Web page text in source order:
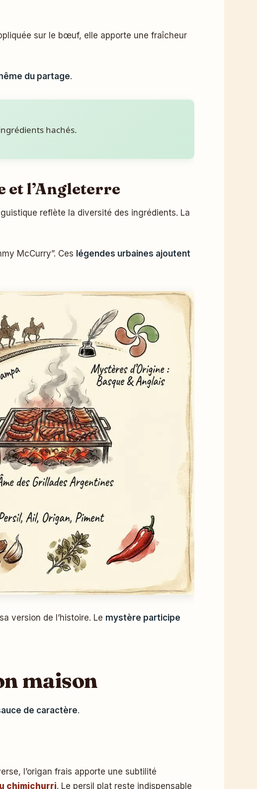
sur le bœuf, elle apporte une fraîcheur
du partage.
hachés.
et l’Angleterre
reflète la diversité des ingrédients. La
McCurry”. Ces légendes urbaines ajoutent
version de l’histoire. Le mystère participe
maison
de caractère.
l’origan frais apporte une subtilité
chimichurri. Le persil plat reste indispensable